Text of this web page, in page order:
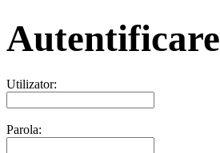
Autentificare
Utilizator:
Parola: